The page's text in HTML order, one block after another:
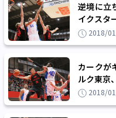
逆境に立
イクスタ
2018/
カークが
ルク東京
2018/